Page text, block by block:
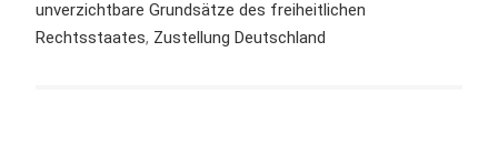
unverzichtbare Grundsätze des freiheitlichen
Rechtsstaates, Zustellung Deutschland